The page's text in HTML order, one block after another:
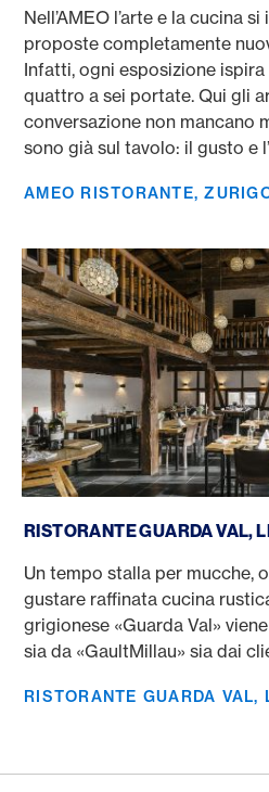
Nell’AMEO l’arte e la cucina
proposte completamente
Infatti, ogni esposizione
quattro a sei portate. Qui gli
conversazione non mancano
sono già sul tavolo: il gusto e
AMEO RISTORANTE,
RISTORANTE GUARDA VAL,
Un tempo stalla per mucche,
gustare raffinata cucina
grigionese «Guarda Val»
sia da «GaultMillau» sia dai
RISTORANTE GUARDA VAL,